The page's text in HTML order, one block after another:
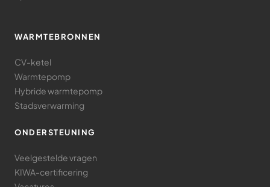
WARMTEBRONNEN
CV-ketel
Warmtepomp
Hybride warmtepomp
Stadsverwarming
ONDERSTEUNING
Veelgestelde vragen
KIWA-certificering